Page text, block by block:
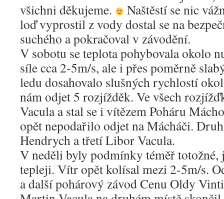
všichni děkujeme.
Naštěstí se nic
loď vyprostil z vody dostal se na
suchého a pokračoval v závodění.
V sobotu se teplota pohybovala okolo
síle cca 2-5m/s, ale i přes poměrně
ledu dosahovalo slušných rychlostí
nám odjet 5 rozjížděk. Ve všech
Vacula a stal se i vítězem Poháru
opět nepodařilo odjet na Mácháči.
Hendrych a třetí Libor Vacula.
V neděli byly podmínky téměř totožné,
tepleji. Vítr opět kolísal mezi 2-5m/s.
a další pohárový závod Cenu Oldy